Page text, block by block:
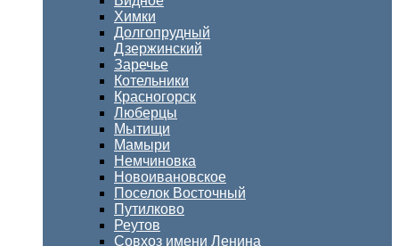
Химки
Долгопрудный
Дзержинский
Заречье
Котельники
Красногорск
Люберцы
Мытищи
Мамыри
Немчиновка
Новоивановское
Поселок Восточный
Путилково
Реутов
Совхоз имени Ленина